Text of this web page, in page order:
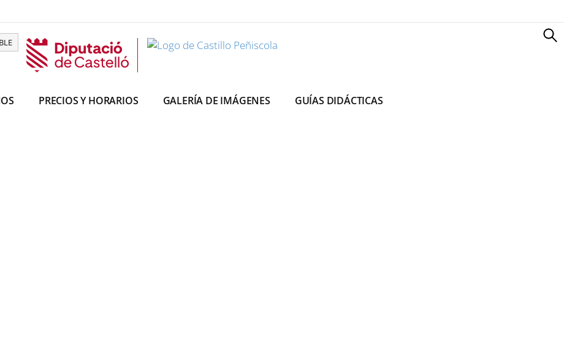
PRECIOS Y HORARIOS GALERÍA DE IMÁGENES GUÍAS DIDÁCTICAS